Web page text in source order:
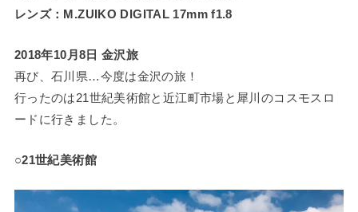
レンズ：M.ZUIKO DIGITAL 17mm f1.8
2018年10月8日 金沢旅
再び、石川県…今度は金沢の旅！
行ったのは21世紀美術館と近江町市場と犀川のコスモスロ
ードに行きました。
○21世紀美術館